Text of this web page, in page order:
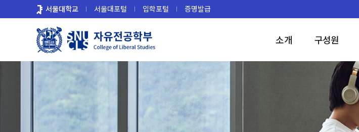
로
서울대학교 서울대포털 입학포털 증명발급
소개 구성원